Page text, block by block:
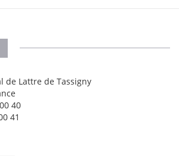
de Lattre de Tassigny
40
41